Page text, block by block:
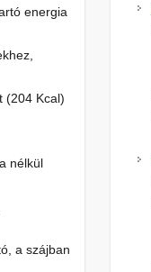
energia
(204 Kcal)
nélkül
a szájban